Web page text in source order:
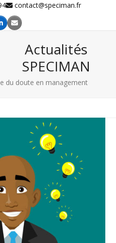
contact@speciman.fr
Actualités
SPECIMAN
du doute en management